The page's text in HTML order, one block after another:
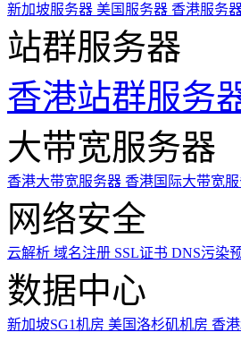
新加坡服务器 美国服务器 香港服务
站群服务器
香港站群服务
大带宽服务器
香港大带宽服务器 香港国际大带宽
网络安全
云解析 域名注册 SSL证书 DNS污染
数据中心
新加坡SG1机房 美国洛杉矶机房 香